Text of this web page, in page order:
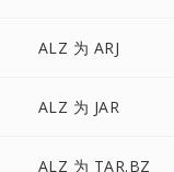
ALZ 为 ARJ
ALZ 为 JAR
ALZ 为 TAR.BZ